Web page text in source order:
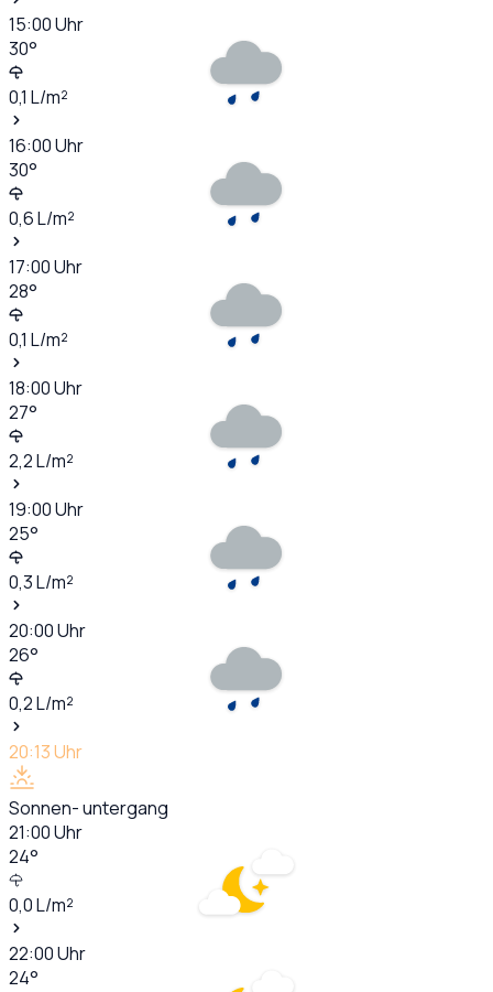
15:00Uhr
30°
0,1 L/m²
16:00Uhr
30°
0,6L/m²
17:00Uhr
28°
0,1 L/m²
18:00Uhr
27°
2,2L/m²
19:00Uhr
25°
0,3L/m²
20:00Uhr
26°
0,2L/m²
20:13Uhr
Sonnen- untergang
21:00Uhr
24°
0,0L/m²
22:00Uhr
24°